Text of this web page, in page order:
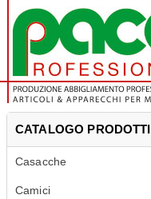
CATALOGO PRODOTTI
Casacche
Camici